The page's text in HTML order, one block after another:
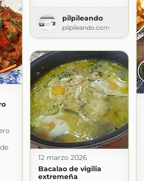
pilpileando
pilpileando.com
12 marzo 2026
Bacalao de vigilia
extremeña